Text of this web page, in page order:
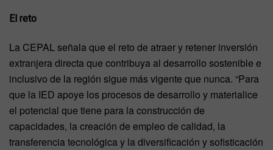
El reto
La CEPAL señala que el reto de atraer y retener inversión
extranjera directa que contribuya al desarrollo sostenible e
inclusivo de la región sigue más vigente que nunca. “Para
que la IED apoye los procesos de desarrollo y materialice
el potencial que tiene para la construcción de
capacidades, la creación de empleo de calidad, la
transferencia tecnológica y la diversificación y sofisticación